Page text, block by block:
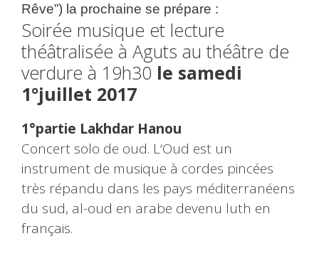
Rêve”) la prochaine se prépare :
Soirée musique et lecture
théâtralisée à Aguts au théâtre de
verdure à 19h30 le samedi
1°juillet 2017
1°partie Lakhdar Hanou
Concert solo de oud. L‘Oud est un
instrument de musique à cordes pincées
très répandu dans les pays méditerranéens
du sud, al-oud en arabe devenu luth en
français.